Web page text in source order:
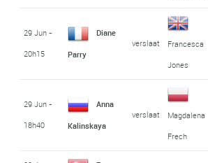
29 Jun -
20h15
Diane
Parry
verslaat
Francesca
Jones
29 Jun -
18h40
Anna
Kalinskaya
verslaat
Magdalena
Frech